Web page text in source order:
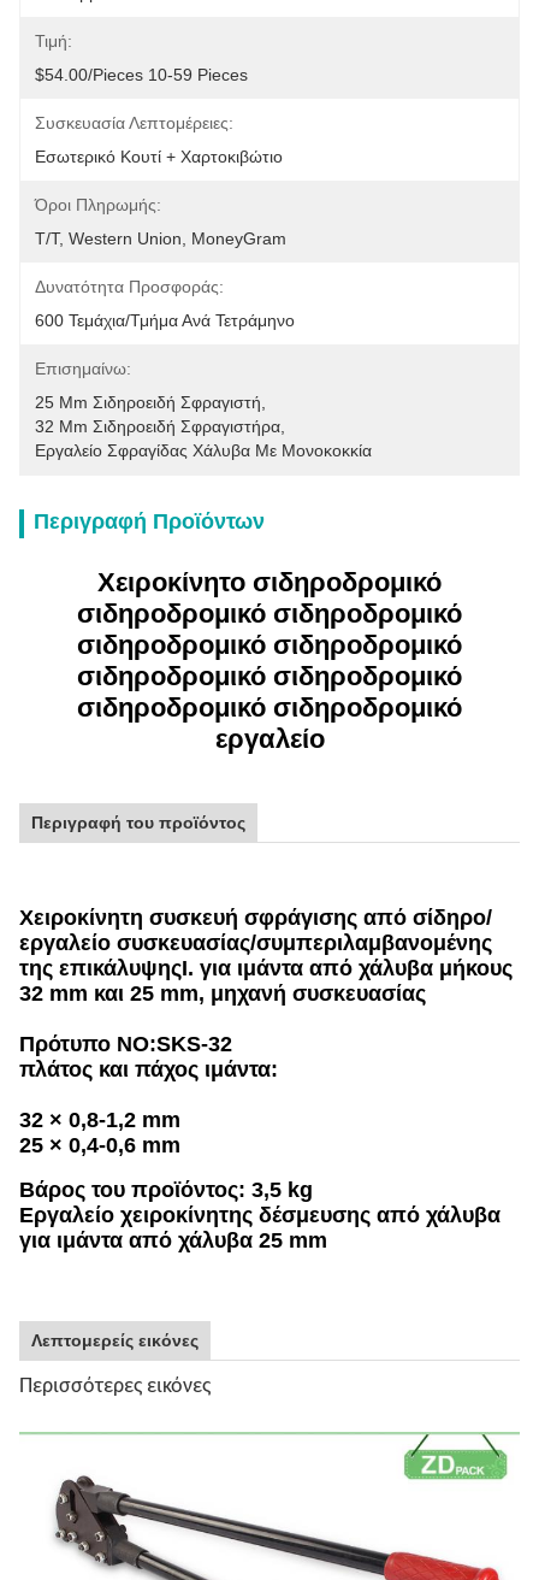
Τιμή:
$54.00/pieces 10-59 Pieces
Συσκευασία Λεπτομέρειες:
Εσωτερικό Κουτί + Χαρτοκιβώτιο
Όροι Πληρωμής:
T/T, Western Union, MoneyGram
Δυνατότητα Προσφοράς:
600 Τεμάχια/τμήμα Ανά Τετράμηνο
Επισημαίνω:
25 Mm Σιδηροειδή Σφραγιστή
32 Mm Σιδηροειδή Σφραγιστήρα
Εργαλείο Σφραγίδας Χάλυβα Με Μονοκοκκία
Περιγραφή Προϊόντων
Χειροκίνητο σιδηροδρομικό
σιδηροδρομικό σιδηροδρομικό
σιδηροδρομικό σιδηροδρομικό
σιδηροδρομικό σιδηροδρομικό
σιδηροδρομικό σιδηροδρομικό
εργαλείο
Περιγραφή του προϊόντος
Χειροκίνητη συσκευή σφράγισης από σίδηρο/
εργαλείο συσκευασίας/συμπεριλαμβανομένης
της επικάλυψηςΙ. για ιμάντα από χάλυβα μήκους
32 mm και 25 mm, μηχανή συσκευασίας
Πρότυπο ΝΟ:SKS-32
πλάτος και πάχος ιμάντα:
32 × 0,8-1,2 mm
25 × 0,4-0,6 mm
Βάρος του προϊόντος: 3,5 kg
Εργαλείο χειροκίνητης δέσμευσης από χάλυβα
για ιμάντα από χάλυβα 25 mm
Λεπτομερείς εικόνες
Περισσότερες εικόνες